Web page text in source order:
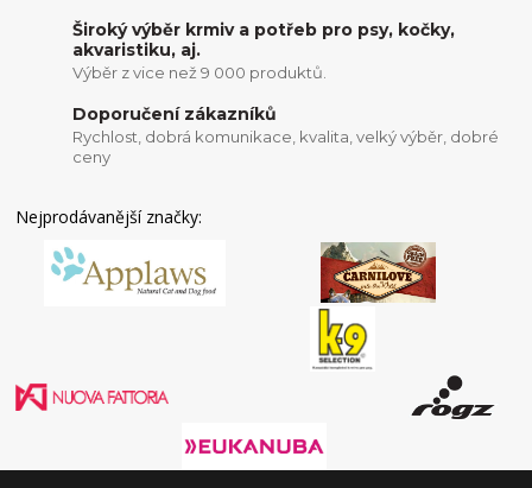
Široký výběr krmiv a potřeb pro psy, kočky,
akvaristiku, aj.
Výběr z vice než 9 000 produktů.
Doporučení zákazníků
Rychlost, dobrá komunikace, kvalita, velký výběr, dobré
ceny
Nejprodávanější značky: